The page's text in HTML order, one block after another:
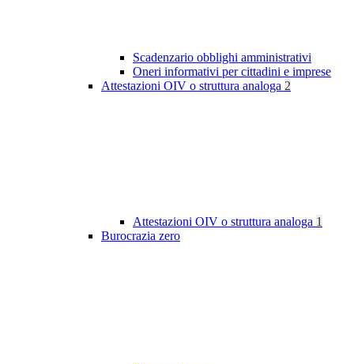
Scadenzario obblighi amministrativi
Oneri informativi per cittadini e imprese
Attestazioni OIV o struttura analoga 2
Attestazioni OIV o struttura analoga 1
Burocrazia zero